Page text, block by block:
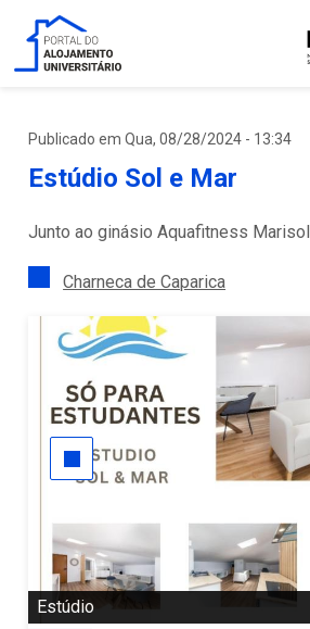
Passar
para
principal
Publicado em Qua, 08/28/2024 - 13:34
Estúdio Sol e Mar
Junto ao ginásio Aquafitness Marisol
Charneca de Caparica
Estúdio